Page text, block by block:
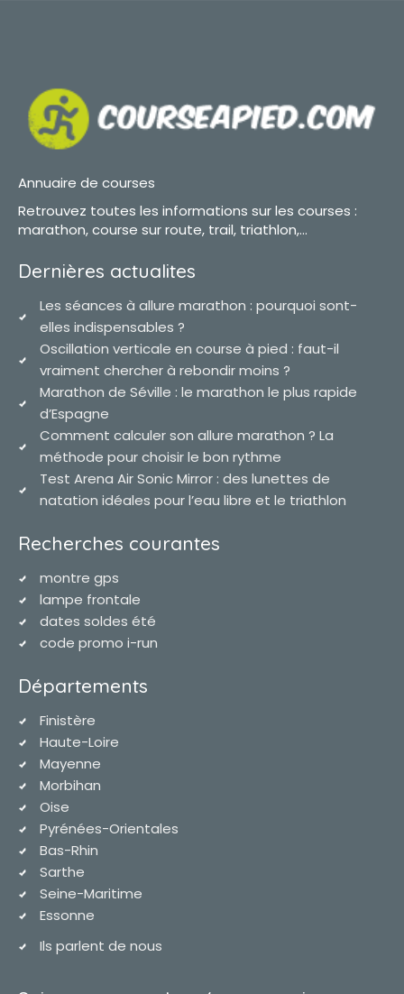
Annuaire de courses
Retrouvez toutes les informations sur les courses :
marathon, course sur route, trail, triathlon,...
Dernières actualites
Les séances à allure marathon : pourquoi sont-
elles indispensables ?
Oscillation verticale en course à pied : faut-il
vraiment chercher à rebondir moins ?
Marathon de Séville : le marathon le plus rapide
d’Espagne
Comment calculer son allure marathon ? La
méthode pour choisir le bon rythme
Test Arena Air Sonic Mirror : des lunettes de
natation idéales pour l’eau libre et le triathlon
Recherches courantes
montre gps
lampe frontale
dates soldes été
code promo i-run
Départements
Finistère
Haute-Loire
Mayenne
Morbihan
Oise
Pyrénées-Orientales
Bas-Rhin
Sarthe
Seine-Maritime
Essonne
Ils parlent de nous